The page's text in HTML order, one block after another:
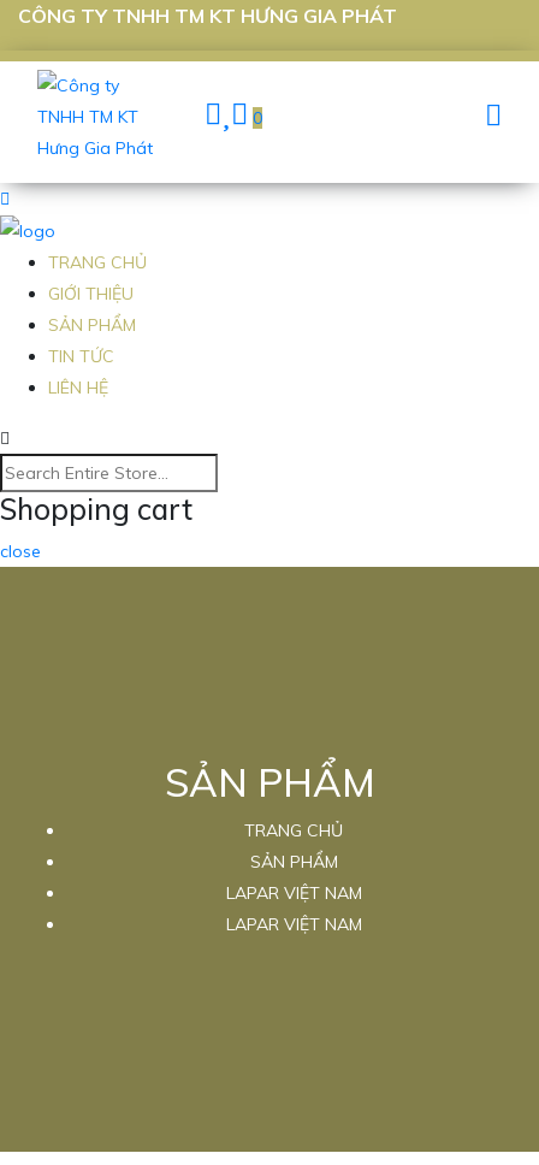
CÔNG TY TNHH TM KT HƯNG GIA PHÁT
0
TRANG CHỦ
GIỚI THIỆU
SẢN PHẨM
TIN TỨC
LIÊN HỆ
Shopping cart
close
SẢN PHẨM
TRANG CHỦ
SẢN PHẨM
LAPAR VIỆT NAM
LAPAR VIỆT NAM